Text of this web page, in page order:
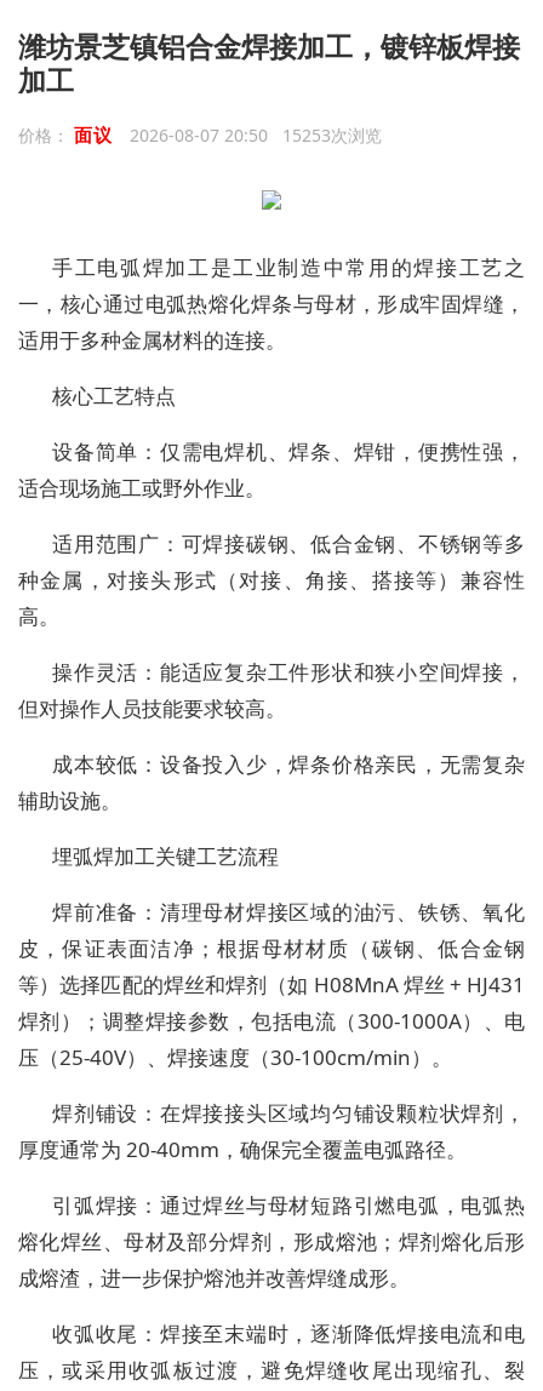
潍坊景芝镇铝合金焊接加工，镀锌板焊接
加工
价格： 面议 2026-08-07 20:50 15253次浏览
手工电弧焊加工是工业制造中常用的焊接工艺之
一，核心通过电弧热熔化焊条与母材，形成牢固焊缝，
适用于多种金属材料的连接。
核心工艺特点
设备简单：仅需电焊机、焊条、焊钳，便携性强，
适合现场施工或野外作业。
适用范围广：可焊接碳钢、低合金钢、不锈钢等多
种金属，对接头形式（对接、角接、搭接等）兼容性
高。
操作灵活：能适应复杂工件形状和狭小空间焊接，
但对操作人员技能要求较高。
成本较低：设备投入少，焊条价格亲民，无需复杂
辅助设施。
埋弧焊加工关键工艺流程
焊前准备：清理母材焊接区域的油污、铁锈、氧化
皮，保证表面洁净；根据母材材质（碳钢、低合金钢
等）选择匹配的焊丝和焊剂（如 H08MnA 焊丝 + HJ431
焊剂）；调整焊接参数，包括电流（300-1000A）、电
压（25-40V）、焊接速度（30-100cm/min）。
焊剂铺设：在焊接接头区域均匀铺设颗粒状焊剂，
厚度通常为 20-40mm，确保完全覆盖电弧路径。
引弧焊接：通过焊丝与母材短路引燃电弧，电弧热
熔化焊丝、母材及部分焊剂，形成熔池；焊剂熔化后形
成熔渣，进一步保护熔池并改善焊缝成形。
收弧收尾：焊接至末端时，逐渐降低焊接电流和电
压，或采用收弧板过渡，避免焊缝收尾出现缩孔、裂